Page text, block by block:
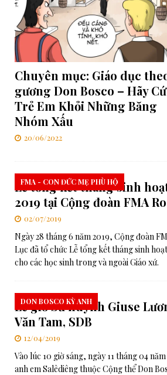
[ 06/08/2026 ] Đối thoại Kitô
[ 06/08/2026 ] Lễ Tôn phong
[ 07/08/2026 ] RMG – Công Báo
Chúa” TRUNG ƯƠNG
Chuyên mục: Giáo dục
gương Don Bosco – Hãy
Trẻ Em Khỏi Những Băng
Nhóm Xấu
20/06/2022
Lễ tổng kết tháng sinh
2019 tại Cộng đoàn FMA
FMA - CON ĐỨC MẸ PHÙ HỘ
02/07/2019
Ngày 28 tháng 6 năm 2019, Cộng đoàn
Lục đã tổ chức Lễ tổng kết tháng sinh
cho các học sinh trong và ngoài Giáo xứ.
Lễ giỗ Sư huynh Giuse
Văn Tam, SDB
DON BOSCO KỲ ANH
12/04/2019
Vào lúc 10 giờ sáng, ngày 11 tháng 04
anh em Salêdiêng thuộc Cộng thể Don